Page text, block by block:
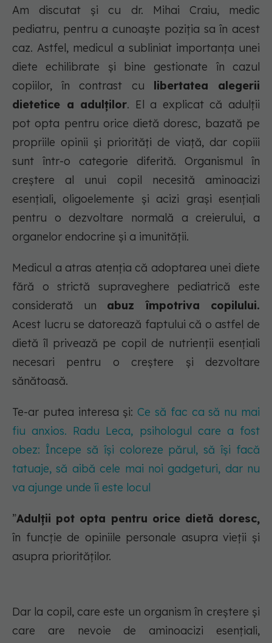
Am discutat și cu dr. Mihai Craiu, medic
pediatru, pentru a cunoaște poziția sa în acest
caz. Astfel, medicul a subliniat importanța unei
diete echilibrate și bine gestionate în cazul
copiilor, în contrast cu libertatea alegerii
dietetice a adulților. El a explicat că adulții
pot opta pentru orice dietă doresc, bazată pe
propriile opinii și priorități de viață, dar copiii
sunt într-o categorie diferită. Organismul în
creștere al unui copil necesită aminoacizi
esențiali, oligoelemente și acizi grași esențiali
pentru o dezvoltare normală a creierului, a
organelor endocrine și a imunității.
Medicul a atras atenția că adoptarea unei diete
fără o strictă supraveghere pediatrică este
considerată un abuz împotriva copilului.
Acest lucru se datorează faptului că o astfel de
dietă îl privează pe copil de nutrienții esențiali
necesari pentru o creștere și dezvoltare
sănătoasă.
Te-ar putea interesa și: Ce să fac ca să nu mai
fiu anxios. Radu Leca, psihologul care a fost
obez: Începe să își coloreze părul, să își facă
tatuaje, să aibă cele mai noi gadgeturi, dar nu
va ajunge unde îi este locul
”Adulții pot opta pentru orice dietă doresc,
în funcție de opiniile personale asupra vieții și
asupra priorităților.
Dar la copil, care este un organism în creștere și
care are nevoie de aminoacizi esențiali,